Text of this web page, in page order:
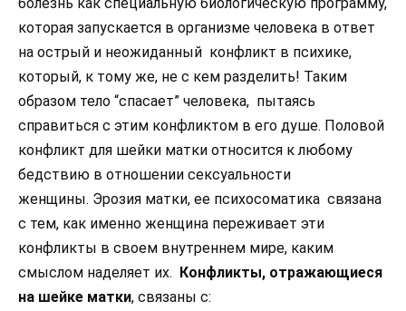
которая запускается в организме человека в ответ
на острый и неожиданный конфликт в психике,
который, к тому же, не с кем разделить! Таким
образом тело “спасает” человека, пытаясь
справиться с этим конфликтом в его душе. Половой
конфликт для шейки матки относится к любому
бедствию в отношении сексуальности
женщины. Эрозия матки, ее психосоматика связана
с тем, как именно женщина переживает эти
конфликты в своем внутреннем мире, каким
смыслом наделяет их.
Конфликты, отражающиеся
на шейке матки, связаны с: